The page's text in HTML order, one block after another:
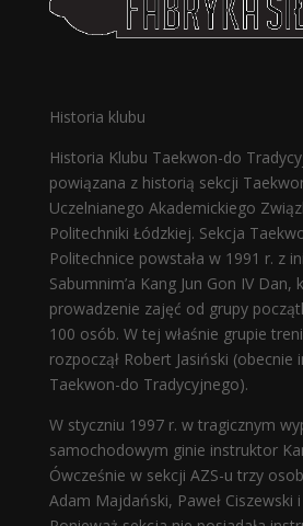
Historia klubu
Historia Klubu Taekwon-do
powiązana z historią sekcji
Uczelnianego Akademickiego
Politechniki Łódzkiej. Sekcja
Politechnice powstała w 1991 r. z
Sabumnim’a Kang Jun Gon IV Dan,
prowadzenie zajęć od grupy
100 osób. W tej właśnie grupie
rozpoczął Robert Jasiński (obecnie
Taekwon-do Tradycyjnego).
W styczniu 1997 r. w tragicznym
samochodowym ginie instruktor
Ówcześnie w sekcji AZS-u trzy
Adam Majdański, Paweł Ciszewski